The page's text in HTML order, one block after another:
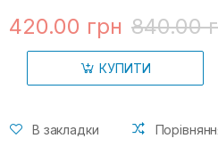
420.00 грн 840.00
КУПИТИ
В закладки